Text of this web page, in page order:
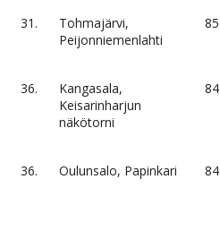
31.
Tohmajärvi,
Peijonniemenlahti
85
36.
Kangasala,
Keisarinharjun
näkötorni
84
36. Oulunsalo, Papinkari 84